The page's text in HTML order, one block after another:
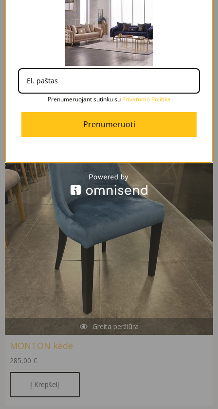
Greita peržiūra
Į Krepšelį
Greita peržiūra
MONTON kėdė
285,00 €
Į Krepšelį
Prenumeruojant sutinku su Privatumo Politika
Prenumeruoti